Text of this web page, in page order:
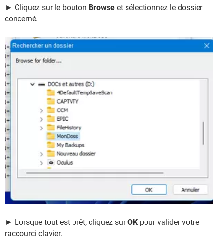
► Cliquez sur le bouton Browse et sélectionnez le dossier
concerné.
► Lorsque tout est prêt, cliquez surOK pour valider votre
raccourci clavier.